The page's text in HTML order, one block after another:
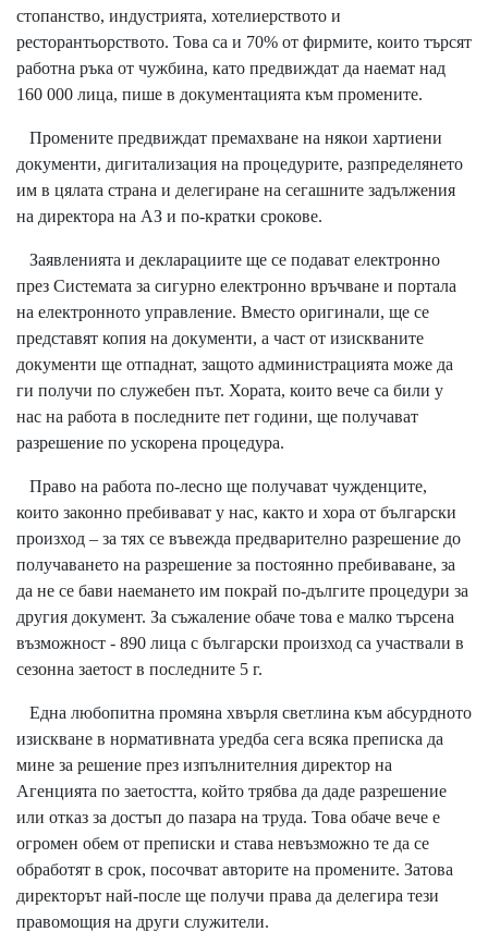
стопанство, индустрията, хотелиерството и
ресторантьорството. Това са и 70% от фирмите, които търсят
работна ръка от чужбина, като предвиждат да наемат над
160 000 лица, пише в документацията към промените.
Промените предвиждат премахване на някои хартиени
документи, дигитализация на процедурите, разпределянето
им в цялата страна и делегиране на сегашните задължения
на директора на АЗ и по-кратки срокове.
Заявленията и декларациите ще се подават електронно
през Системата за сигурно електронно връчване и портала
на електронното управление. Вместо оригинали, ще се
представят копия на документи, а част от изискваните
документи ще отпаднат, защото администрацията може да
ги получи по служебен път. Хората, които вече са били у
нас на работа в последните пет години, ще получават
разрешение по ускорена процедура.
Право на работа по-лесно ще получават чужденците,
които законно пребивават у нас, както и хора от български
произход – за тях се въвежда предварително разрешение до
получаването на разрешение за постоянно пребиваване, за
да не се бави наемането им покрай по-дългите процедури за
другия документ. За съжаление обаче това е малко търсена
възможност - 890 лица с български произход са участвали в
сезонна заетост в последните 5 г.
Една любопитна промяна хвърля светлина към абсурдното
изискване в нормативната уредба сега всяка преписка да
мине за решение през изпълнителния директор на
Агенцията по заетостта, който трябва да даде разрешение
или отказ за достъп до пазара на труда. Това обаче вече е
огромен обем от преписки и става невъзможно те да се
обработят в срок, посочват авторите на промените. Затова
директорът най-после ще получи права да делегира тези
правомощия на други служители.